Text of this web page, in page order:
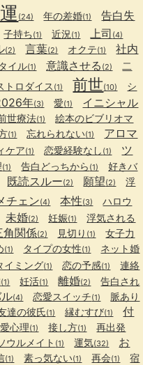
(24) 年の差婚(1)
告白失
子持ち(1) 近況 (1) 上司 (4)
(2) 言葉(2) オクテ(1)
社内
イル(1) 意識させる (2)
二
トロダイス (1) 前世(10)
シ
年(3) 愛(1) イニシャル
世療法(1)
絵本のビブリオマ
(1) 忘れられない(1) アロマ
ケア(1) 恋愛経験なし (1)
ツ
(1) 告白どっちから (1)
好きバ
既読スルー(2) 願望(2)
浮
チェン(4) 本性(3)
ハロウ
未婚(2) 妊娠(1)
浮気される
角関係(2) 見切り (1) 女子力
(1) タイプの女性(1)
ネット婚
イミング(1) 恋の予感(1) 連絡
(1) 妊活(1) 離婚(2)
告白され
(4) 恋愛スイッチ(1) 脈あり
達の彼氏(1) 縁むすび(1)
付
心理(1) 接し方(1) 再出発
ウルメイト (1) 運気(32)
お
(1) 素っ気ない(1) 再会(1)
宿